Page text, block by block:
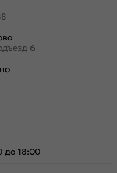
6
до 18:00